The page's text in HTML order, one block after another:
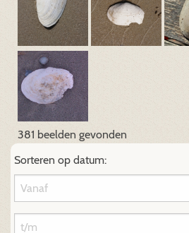
381 beelden gevonden
Sorteren op datum: